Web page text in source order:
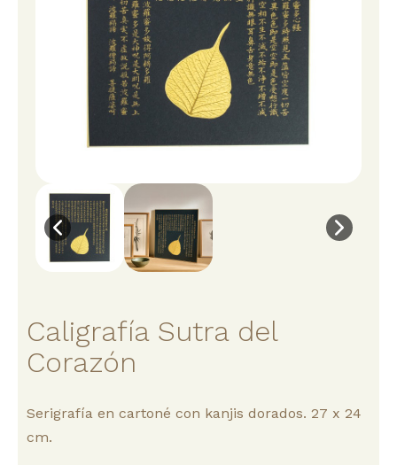
Caligrafía Sutra del
Corazón
Serigrafía en cartoné con kanjis dorados. 27 x 24
cm.